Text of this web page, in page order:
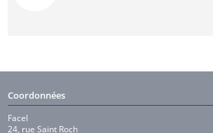
Coordonnées
Facel
24, rue Saint Roch